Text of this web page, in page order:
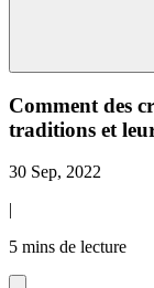
Comment des
traditions et
30 Sep, 2022
|
5 mins de lecture